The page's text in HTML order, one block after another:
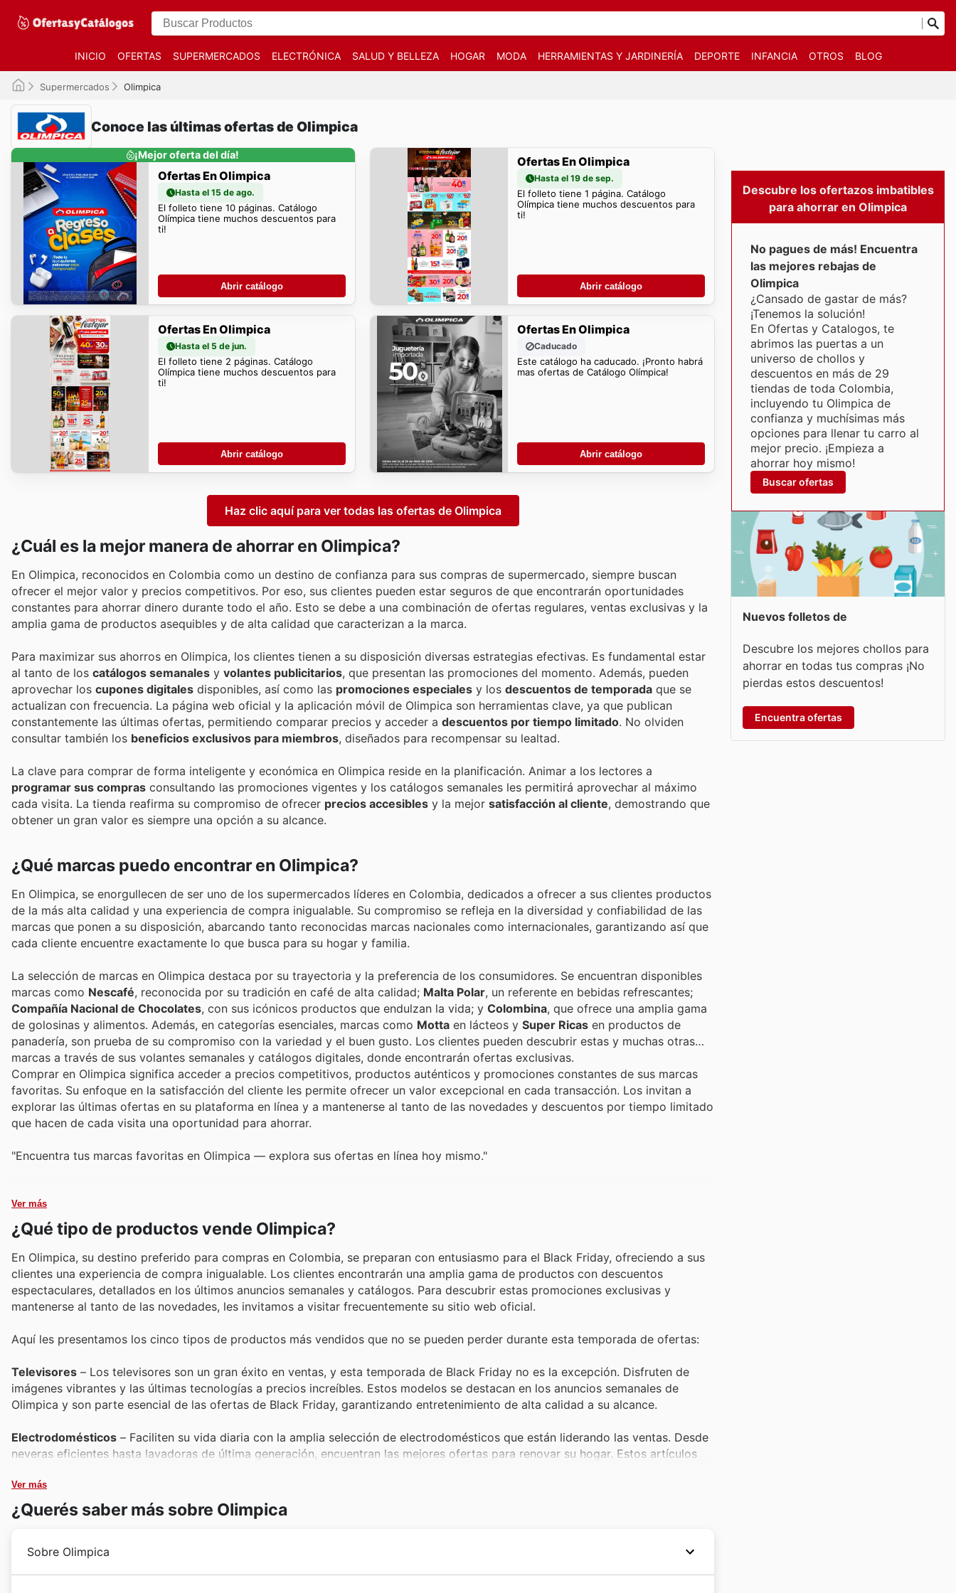
INICIO OFERTAS SUPERMERCADOS ELECTRÓNICA SALUD Y BELLEZA HOGAR MODA HERRAMIENTAS Y JARDINERÍA DEPORTE INFANCIA OTROS BLOG
Supermercados Olimpica
Conoce las últimas ofertas de Olimpica
¡Mejor oferta del día!
Ofertas En Olimpica
Hasta el 15 de ago.
El folleto tiene 10 páginas. Catálogo
Olímpica tiene muchos descuentos para
ti!
Abrir catálogo
Ofertas En Olimpica
Hasta el 19 de sep.
El folleto tiene 1 página. Catálogo
Olímpica tiene muchos descuentos para
ti!
Abrir catálogo
Ofertas En Olimpica
Hasta el 5 de jun.
El folleto tiene 2 páginas. Catálogo
Olímpica tiene muchos descuentos para
ti!
Abrir catálogo
Ofertas En Olimpica
Caducado
Este catálogo ha caducado. ¡Pronto habrá
mas ofertas de Catálogo Olímpica!
Abrir catálogo
Haz clic aquí para ver todas las ofertas de Olimpica
¿Cuál es la mejor manera de ahorrar en Olimpica?
En Olimpica, reconocidos en Colombia como un destino de confianza para sus compras de supermercado, siempre buscan
ofrecer el mejor valor y precios competitivos. Por eso, sus clientes pueden estar seguros de que encontrarán oportunidades
constantes para ahorrar dinero durante todo el año. Esto se debe a una combinación de ofertas regulares, ventas exclusivas y la
amplia gama de productos asequibles y de alta calidad que caracterizan a la marca.
Para maximizar sus ahorros en Olimpica, los clientes tienen a su disposición diversas estrategias efectivas. Es fundamental estar
al tanto de los catálogos semanales y volantes publicitarios, que presentan las promociones del momento. Además, pueden
aprovechar los cupones digitales disponibles, así como las promociones especiales y los descuentos de temporada que se
actualizan con frecuencia. La página web oficial y la aplicación móvil de Olimpica son herramientas clave, ya que publican
constantemente las últimas ofertas, permitiendo comparar precios y acceder a descuentos por tiempo limitado. No olviden
consultar también los beneficios exclusivos para miembros, diseñados para recompensar su lealtad.
La clave para comprar de forma inteligente y económica en Olimpica reside en la planificación. Animar a los lectores a
programar sus compras consultando las promociones vigentes y los catálogos semanales les permitirá aprovechar al máximo
cada visita. La tienda reafirma su compromiso de ofrecer precios accesibles y la mejor satisfacción al cliente, demostrando que
obtener un gran valor es siempre una opción a su alcance.
¿Qué marcas puedo encontrar en Olimpica?
En Olimpica, se enorgullecen de ser uno de los supermercados líderes en Colombia, dedicados a ofrecer a sus clientes productos
de la más alta calidad y una experiencia de compra inigualable. Su compromiso se refleja en la diversidad y confiabilidad de las
marcas que ponen a su disposición, abarcando tanto reconocidas marcas nacionales como internacionales, garantizando así que
cada cliente encuentre exactamente lo que busca para su hogar y familia.
La selección de marcas en Olimpica destaca por su trayectoria y la preferencia de los consumidores. Se encuentran disponibles
marcas como Nescafé, reconocida por su tradición en café de alta calidad; Malta Polar, un referente en bebidas refrescantes;
Compañía Nacional de Chocolates, con sus icónicos productos que endulzan la vida; y Colombina, que ofrece una amplia gama
de golosinas y alimentos. Además, en categorías esenciales, marcas como Motta en lácteos y Super Ricas en productos de
panadería, son prueba de su compromiso con la variedad y el buen gusto. Los clientes pueden descubrir estas y muchas otras
marcas a través de sus volantes semanales y catálogos digitales, donde encontrarán ofertas exclusivas.
Comprar en Olimpica significa acceder a precios competitivos, productos auténticos y promociones constantes de sus marcas
favoritas. Su enfoque en la satisfacción del cliente les permite ofrecer un valor excepcional en cada transacción. Los invitan a
explorar las últimas ofertas en su plataforma en línea y a mantenerse al tanto de las novedades y descuentos por tiempo limitado
que hacen de cada visita una oportunidad para ahorrar.
"Encuentra tus marcas favoritas en Olimpica — explora sus ofertas en línea hoy mismo."
Ver más
¿Qué tipo de productos vende Olimpica?
En Olimpica, su destino preferido para compras en Colombia, se preparan con entusiasmo para el Black Friday, ofreciendo a sus
clientes una experiencia de compra inigualable. Los clientes encontrarán una amplia gama de productos con descuentos
espectaculares, detallados en los últimos anuncios semanales y catálogos. Para descubrir estas promociones exclusivas y
mantenerse al tanto de las novedades, les invitamos a visitar frecuentemente su sitio web oficial.
Aquí les presentamos los cinco tipos de productos más vendidos que no se pueden perder durante esta temporada de ofertas:
Televisores – Los televisores son un gran éxito en ventas, y esta temporada de Black Friday no es la excepción. Disfruten de
imágenes vibrantes y las últimas tecnologías a precios increíbles. Estos modelos se destacan en los anuncios semanales de
Olimpica y son parte esencial de las ofertas de Black Friday, garantizando entretenimiento de alta calidad a su alcance.
Electrodomésticos – Faciliten su vida diaria con la amplia selección de electrodomésticos que están liderando las ventas. Desde
neveras eficientes hasta lavadoras de última generación, encuentran las mejores ofertas para renovar su hogar. Estos artículos
precios reducidos durante el Black Friday.
Celulares– Manténganse conectados y a la vanguardia con los celulares más deseados, que registran una demanda excepcional.
atractivos descuentos. Estos dispositivos son protagonistas en las ofertas de Olimpica durante el Black Friday, brindando
Ver más
¿Querés saber más sobre Olimpica
Sobre Olimpica
Descubre los ofertazos imbatibles
para ahorrar en Olimpica
No pagues de más! Encuentra
las mejores rebajas de
Olimpica
¿Cansado de gastar de más?
¡Tenemos la solución!
En Ofertas y Catalogos, te
abrimos las puertas a un
universo de chollos y
descuentos en más de 29
tiendas de toda Colombia,
incluyendo tu Olimpica de
confianza y muchísimas más
opciones para llenar tu carro al
mejor precio. ¡Empieza a
ahorrar hoy mismo!
Buscar ofertas
Nuevos folletos de
Descubre los mejores chollos para
ahorrar en todas tus compras ¡No
pierdas estos descuentos!
Encuentra ofertas